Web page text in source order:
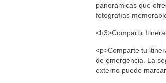
panorámicas que
fotografías
<h3>Compartir
<p>Comparte tu
de emergencia. La
externo puede